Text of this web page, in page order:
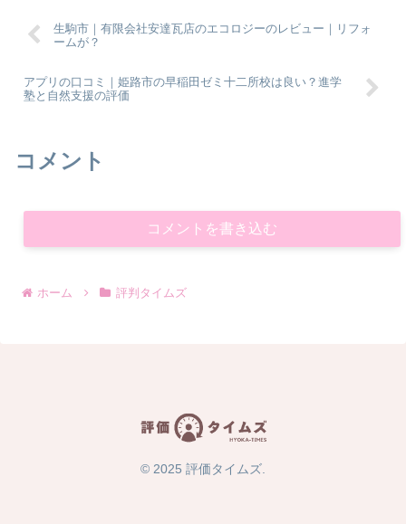
生駒市｜有限会社安達瓦店のエコロジーのレビュー｜リフォ
ームが？
アプリの口コミ｜姫路市の早稲田ゼミ十二所校は良い？進学
塾と自然支援の評価
コメント
コメントを書き込む
ホーム 評判タイムズ
© 2025 評価タイムズ.